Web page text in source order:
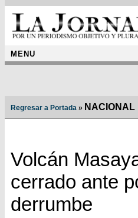
MENU
Regresar a Portada » NACIONAL
Volcán
cerrado ante
derrumbe